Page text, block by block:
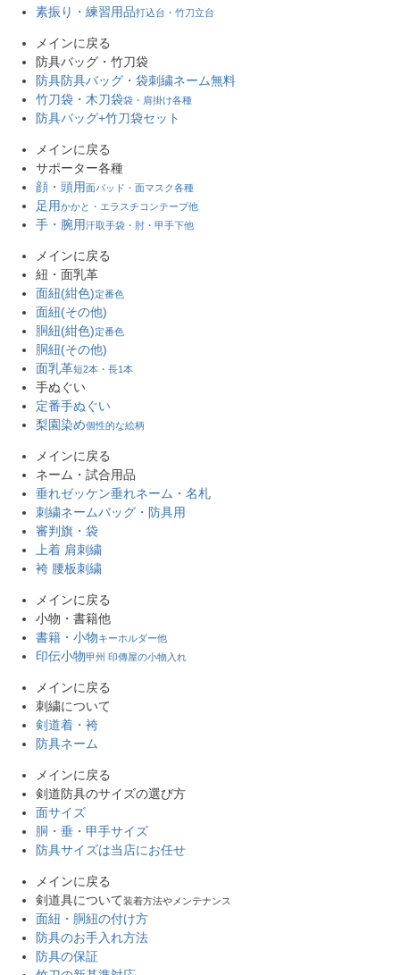
素振り・練習用品打込台・竹刀立台
メインに戻る
防具バッグ・竹刀袋
防具防具バッグ・袋刺繍ネーム無料
竹刀袋・木刀袋袋・肩掛け各種
防具バッグ+竹刀袋セット
メインに戻る
サポーター各種
顔・頭用面パッド・面マスク各種
足用かかと・エラスチコンテープ他
手・腕用汗取手袋・肘・甲手下他
メインに戻る
紐・面乳革
面紐(紺色)定番色
面紐(その他)
胴紐(紺色)定番色
胴紐(その他)
面乳革短2本・長1本
手ぬぐい
定番手ぬぐい
梨園染め個性的な絵柄
メインに戻る
ネーム・試合用品
垂れゼッケン垂れネーム・名札
刺繍ネームバッグ・防具用
審判旗・袋
上着 肩刺繍
袴 腰板刺繍
メインに戻る
小物・書籍他
書籍・小物キーホルダー他
印伝小物甲州 印傳屋の小物入れ
メインに戻る
刺繍について
剣道着・袴
防具ネーム
メインに戻る
剣道防具のサイズの選び方
面サイズ
胴・垂・甲手サイズ
防具サイズは当店にお任せ
メインに戻る
剣道具について装着方法やメンテナンス
面紐・胴紐の付け方
防具のお手入れ方法
防具の保証